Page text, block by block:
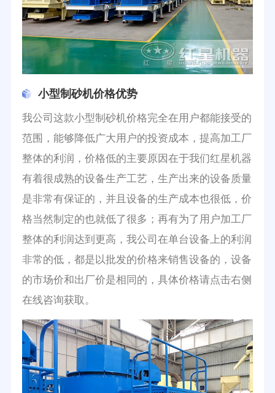
小型制砂机价格优势
我公司这款小型制砂机价格完全在用户都能接受的
范围，能够降低广大用户的投资成本，提高加工厂
整体的利润，价格低的主要原因在于我们红星机器
有着很成熟的设备生产工艺，生产出来的设备质量
是非常有保证的，并且设备的生产成本也很低，价
格当然制定的也就低了很多；再有为了用户加工厂
整体的利润达到更高，我公司在单台设备上的利润
非常的低，都是以批发的价格来销售设备的，设备
的市场价和出厂价是相同的，具体价格请点击右侧
在线咨询获取。